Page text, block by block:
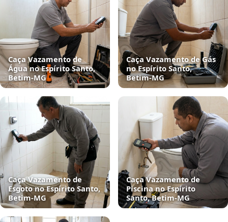
Caça Vazamento de
Água no Espírito Santo,
Betim‑MG
Caça Vazamento de Gás
no Espírito Santo,
Betim‑MG
Caça Vazamento de
Esgoto no Espírito Santo,
Betim‑MG
Caça Vazamento de
Piscina no Espírito
Santo, Betim‑MG